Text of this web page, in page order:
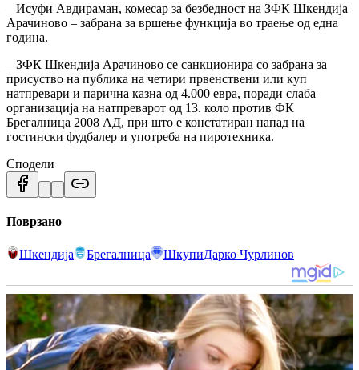
– Исуфи Авдираман, комесар за безбедност на ЗФК Шкендија
Арачиново – забрана за вршење функција во траење од една
година.
– ЗФК Шкендија Арачиново се санкционира со забрана за
присуство на публика на четири првенствени или куп
натпревари и парична казна од 4.000 евра, поради слаба
организација на натпреварот од 13. коло против ФК
Брегалница 2008 АД, при што е констатиран напад на
гостински фудбалер и употреба на пиротехника.
Сподели
Поврзано
Шкендија Брегалница ШкупиДарко Чурлинов